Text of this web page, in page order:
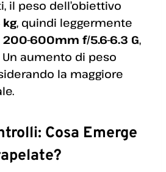
il peso dell’obiettivo
kg, quindi leggermente
200-600mm f/5.6-6.3 G,
Un aumento di peso
la maggiore
Cosa Emerge